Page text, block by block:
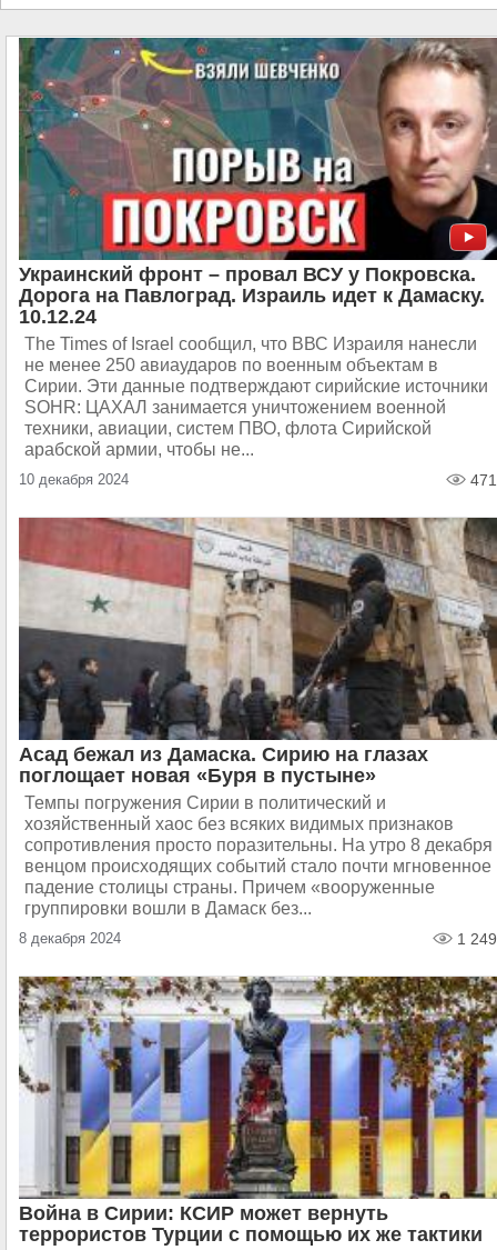
Украинский фронт – провал ВСУ у Покровска.
Дорога на Павлоград. Израиль идет к Дамаску.
10.12.24
The Times of Israel сообщил, что ВВС Израиля нанесли
не менее 250 авиаударов по военным объектам в
Сирии. Эти данные подтверждают сирийские источники
SOHR: ЦАХАЛ занимается уничтожением военной
техники, авиации, систем ПВО, флота Сирийской
арабской армии, чтобы не...
10 декабря 2024 471
Асад бежал из Дамаска. Сирию на глазах
поглощает новая «Буря в пустыне»
Темпы погружения Сирии в политический и
хозяйственный хаос без всяких видимых признаков
сопротивления просто поразительны. На утро 8 декабря
венцом происходящих событий стало почти мгновенное
падение столицы страны. Причем «вооруженные
группировки вошли в Дамаск без...
8 декабря 2024 1 249
Война в Сирии: КСИР может вернуть
террористов Турции с помощью их же тактики